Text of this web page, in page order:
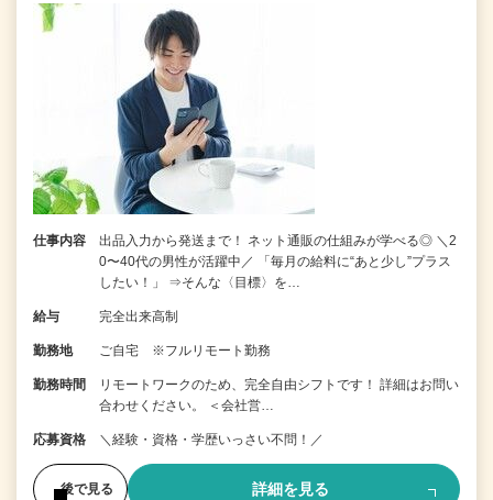
仕事内容
出品入力から発送まで！ ネット通販の仕組みが学べる◎ ＼2
0〜40代の男性が活躍中／ 「毎月の給料に“あと少し”プラス
したい！」 ⇒そんな〈目標〉を…
給与 完全出来高制
勤務地 ご自宅 ※フルリモート勤務
勤務時間
リモートワークのため、完全自由シフトです！ 詳細はお問い
合わせください。 ＜会社営…
応募資格 ＼経験・資格・学歴いっさい不問！／
後で見る 詳細を見る